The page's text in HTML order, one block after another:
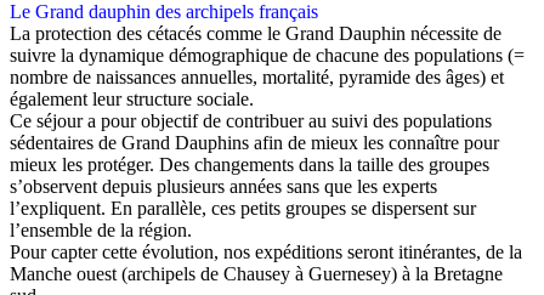
Le Grand dauphin des archipels français
La protection des cétacés comme le Grand Dauphin nécessite de
suivre la dynamique démographique de chacune des populations (=
nombre de naissances annuelles, mortalité, pyramide des âges) et
également leur structure sociale.
Ce séjour a pour objectif de contribuer au suivi des populations
sédentaires de Grand Dauphins afin de mieux les connaître pour
mieux les protéger. Des changements dans la taille des groupes
s’observent depuis plusieurs années sans que les experts
l’expliquent. En parallèle, ces petits groupes se dispersent sur
l’ensemble de la région.
Pour capter cette évolution, nos expéditions seront itinérantes, de la
Manche ouest (archipels de Chausey à Guernesey) à la Bretagne